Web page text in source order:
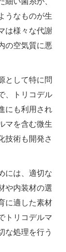
うなものが生
は様々な代謝
の空気質に悪
として特に問
、トリコデル
にも利用され
マを含む微生
技術も開発さ
には、適切な
や内装材の選
に適した素材
トリコデルマ
な処理を行う